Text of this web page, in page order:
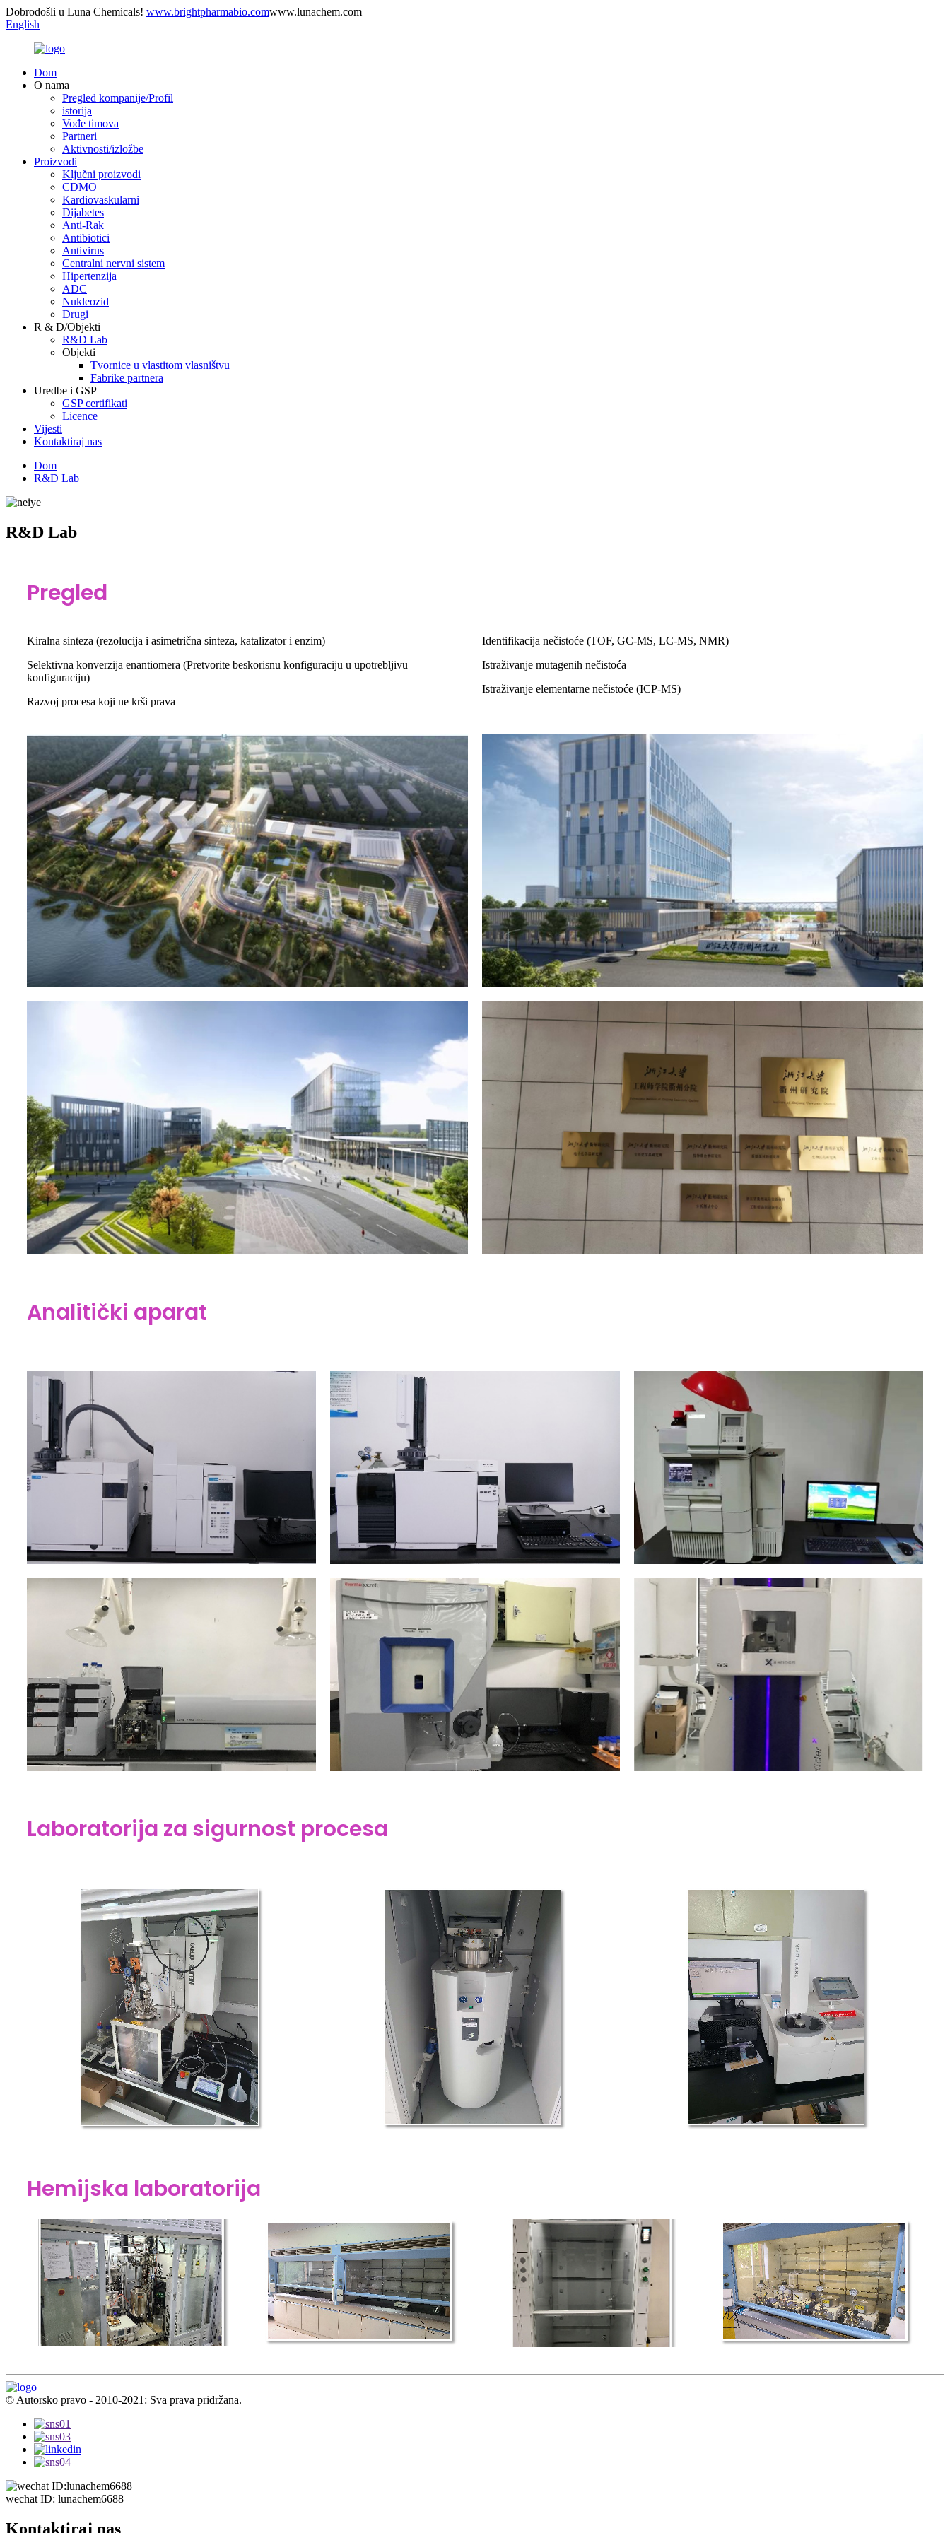
Dobrodošli u Luna Chemicals! www.brightpharmabio.comwww.lunachem.com
English
Dom
O nama
Pregled kompanije/Profil
istorija
Vođe timova
Partneri
Aktivnosti/izložbe
Proizvodi
Ključni proizvodi
CDMO
Kardiovaskularni
Dijabetes
Anti-Rak
Antibiotici
Antivirus
Centralni nervni sistem
Hipertenzija
ADC
Nukleozid
Drugi
R & D/Objekti
R&D Lab
Objekti
Tvornice u vlastitom vlasništvu
Fabrike partnera
Uredbe i GSP
GSP certifikati
Licence
Vijesti
Kontaktiraj nas
Dom
R&D Lab
R&D Lab
Pregled
Kiralna sinteza (rezolucija i asimetrična sinteza, katalizator i enzim)
Selektivna konverzija enantiomera (Pretvorite beskorisnu konfiguraciju u upotrebljivu
konfiguraciju)
Razvoj procesa koji ne krši prava
Identifikacija nečistoće (TOF, GC-MS, LC-MS, NMR)
Istraživanje mutagenih nečistoća
Istraživanje elementarne nečistoće (ICP-MS)
Analitički aparat
Laboratorija za sigurnost procesa
Hemijska laboratorija
© Autorsko pravo - 2010-2021: Sva prava pridržana.
wechat ID: lunachem6688
Kontaktiraj nas